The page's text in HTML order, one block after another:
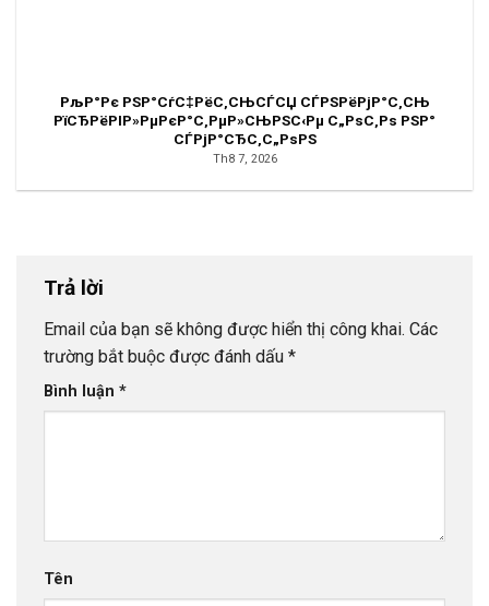
РљР°Рє РЅР°СѓС‡РёС‚СЊСЃСЏ СЃРЅРёРјР°С‚СЊ
РїСЂРёРІР»РµРєР°С‚РµР»СЊРЅС‹Рµ С„РѕС‚Рѕ РЅР°
СЃРјР°СЂС‚С„РѕРЅ
Th8 7, 2026
Trả lời
Email của bạn sẽ không được hiển thị công khai. Các
trường bắt buộc được đánh dấu *
Bình luận *
Tên